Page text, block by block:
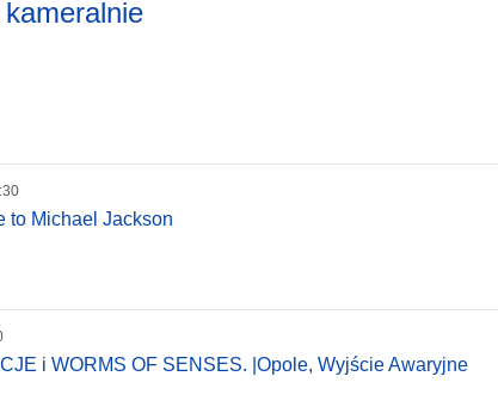
to Michael Jackson
i WORMS OF SENSES. |Opole, Wyjście Awaryjne